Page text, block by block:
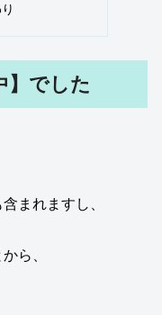
】でした
まれますし、
ら、